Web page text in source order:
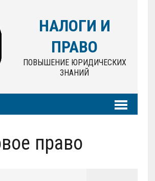
НАЛОГИ И
ПРАВО
ПОВЫШЕНИЕ ЮРИДИЧЕСКИХ
ЗНАНИЙ
право